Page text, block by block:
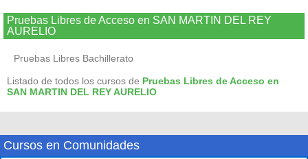
Pruebas Libres de Acceso en SAN MARTIN DEL REY
AURELIO
Pruebas Libres Bachillerato
Listado de todos los cursos de Pruebas Libres de Acceso en
SAN MARTIN DEL REY AURELIO
Cursos en Comunidades